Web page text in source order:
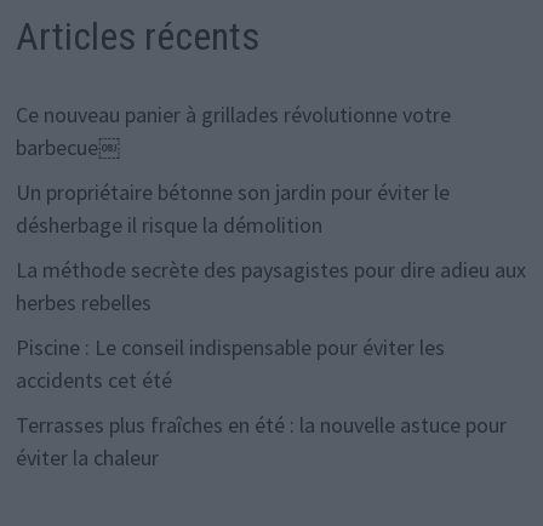
Articles récents
Ce nouveau panier à grillades révolutionne votre
barbecue￼
Un propriétaire bétonne son jardin pour éviter le
désherbage il risque la démolition
La méthode secrète des paysagistes pour dire adieu aux
herbes rebelles
Piscine : Le conseil indispensable pour éviter les
accidents cet été
Terrasses plus fraîches en été : la nouvelle astuce pour
éviter la chaleur